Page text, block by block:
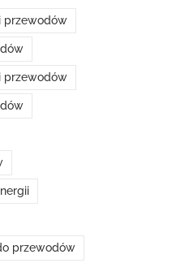
przewodów
przewodów
przewodów